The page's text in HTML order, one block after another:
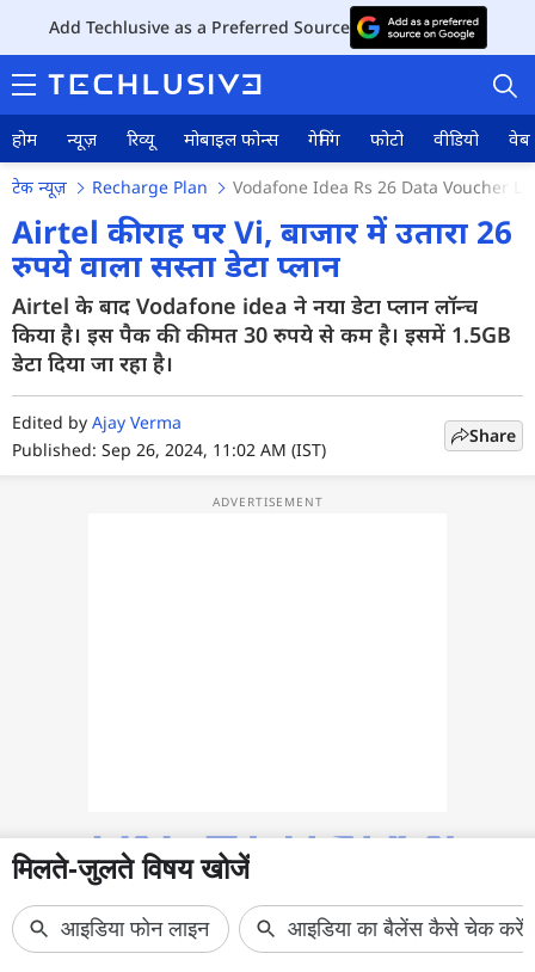
Add Techlusive as a Preferred Source
होम न्यूज़ रिव्यू मोबाइल फोन्स गेमिंग फोटो वीडियो वेब
होम
न्यूज़
रिव्यू
मोबाइल फोन्स
टेक न्यूज़ Recharge Plan Vodafone Idea Rs 26 Data Voucher
Airtel की राह पर Vi, बाजार में उतारा 26
रुपये वाला सस्ता डेटा प्लान
Airtel के बाद Vodafone idea ने नया डेटा प्लान लॉन्च
किया है। इस पैक की कीमत 30 रुपये से कम है। इसमें 1.5GB
डेटा दिया जा रहा है।
Edited by Ajay Verma
Published: Sep 26, 2024, 11:02 AM (IST)
Share